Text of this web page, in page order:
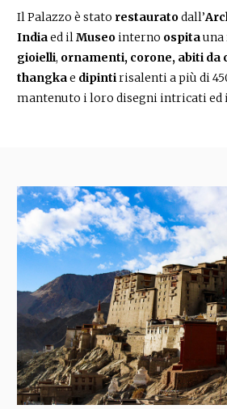
Il Palazzo è stato restauratodall’
Indiaed ilMuseointerno ospitauna
gioielli, ornamenti, corone, abiti da
thangkae dipintirisalenti a più di
mantenuto i loro disegni intricati